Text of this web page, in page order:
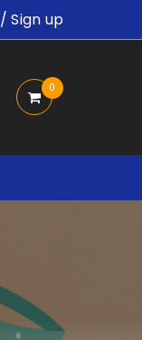
/Sign up
0